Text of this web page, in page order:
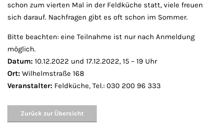
schon zum vierten Mal in der Feldküche statt, viele freuen
sich darauf. Nachfragen gibt es oft schon im Sommer.
Bitte beachten: eine Teilnahme ist nur nach Anmeldung
möglich.
Datum: 10.12.2022 und 17.12.2022, 15 – 19 Uhr
Ort: Wilhelmstraße 168
Veranstalter: Feldküche, Tel.: 030 200 96 333
Zurück zur Übersicht